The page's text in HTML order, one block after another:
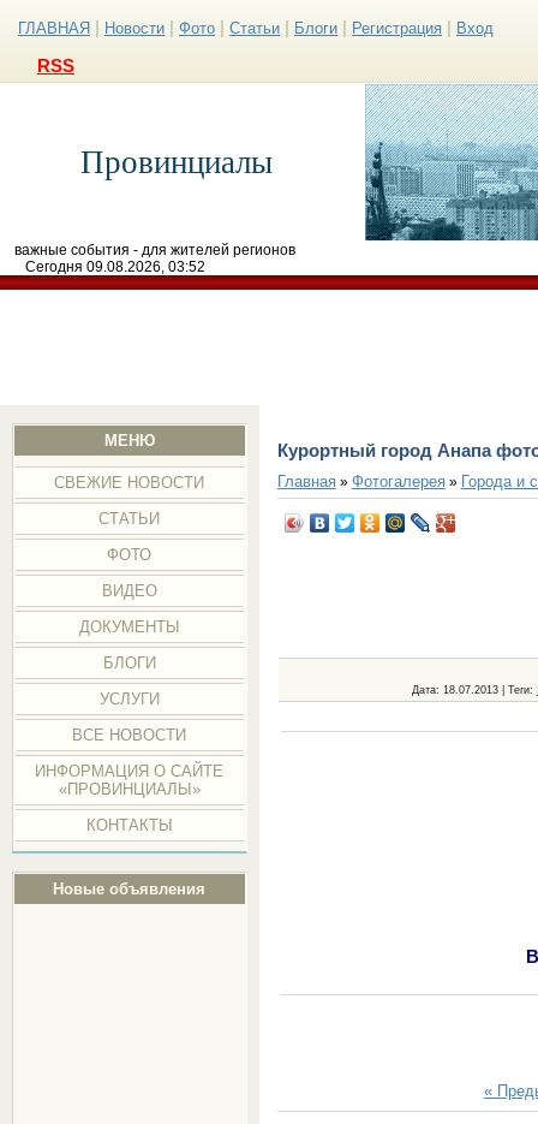
ГЛАВНАЯ Новости Фото Статьи Блоги Регистрация Вход
RSS
Провинциалы
важные события - для жителей регионов
Сегодня 09.08.2026, 03:52
МЕНЮ
СВЕЖИЕ НОВОСТИ
СТАТЬИ
ФОТО
ВИДЕО
ДОКУМЕНТЫ
БЛОГИ
УСЛУГИ
ВСЕ НОВОСТИ
ИНФОРМАЦИЯ О САЙТЕ
«ПРОВИНЦИАЛЫ»
КОНТАКТЫ
Новые объявления
Курортный город Анапа
Главная» Фотогалерея» Города и
Дата: 18.07.2013 | Теги:
«